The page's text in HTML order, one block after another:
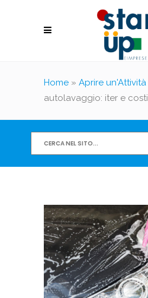
Home » Aprire un'Attività
autolavaggio: iter e costi